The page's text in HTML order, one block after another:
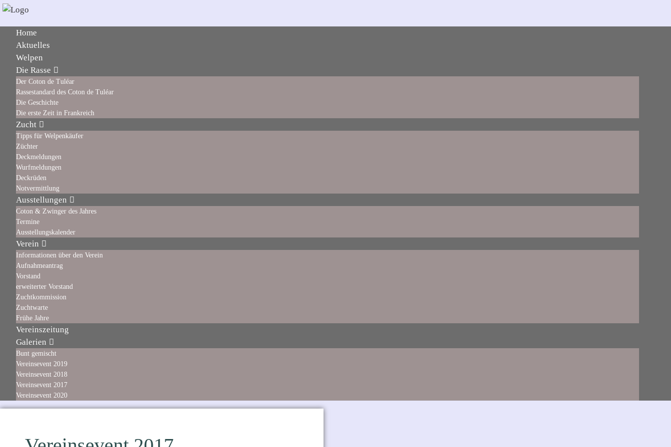
Home
Aktuelles
Welpen
Die Rasse
Der Coton de Tuléar
Rassestandard des Coton de Tuléar
Die Geschichte
Die erste Zeit in Frankreich
Zucht
Tipps für Welpenkäufer
Züchter
Deckmeldungen
Wurfmeldungen
Deckrüden
Notvermittlung
Ausstellungen
Coton & Zwinger des Jahres
Termine
Ausstellungskalender
Verein
Informationen über den Verein
Aufnahmeantrag
Vorstand
erweiterter Vorstand
Zuchtkommission
Zuchtwarte
Frühe Jahre
Vereinszeitung
Galerien
Bunt gemischt
Vereinsevent 2019
Vereinsevent 2018
Vereinsevent 2017
Vereinsevent 2020